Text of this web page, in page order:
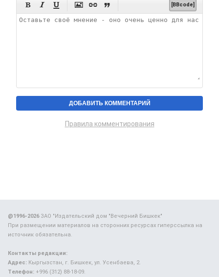
      [BBcode]
Правила комментирования
@1996-2026ЗАО "Издательский дом "Вечерний Бишкек"
При размещении материалов на сторонних ресурсах гиперссылка на
источник обязательна.
Контакты редакции:
Адрес: Кыргызстан, г. Бишкек, ул. Усенбаева, 2.
Телефон: +996 (312) 88-18-09.